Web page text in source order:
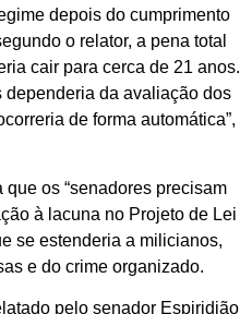
depois do cumprimento
o relator, a pena total
cair para cerca de 21 anos.
da avaliação dos
de forma automática”,
que os “senadores precisam
à lacuna no Projeto de Lei
se estenderia a milicianos,
e do crime organizado.
pelo senador Espiridião